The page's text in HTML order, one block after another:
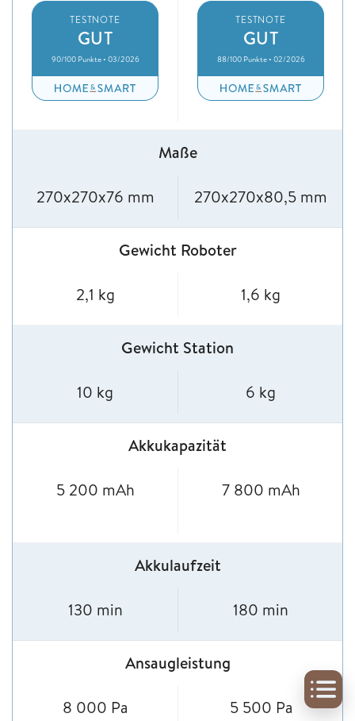
TESTNOTE
GUT
90/100 Punkte • 03/2026
TESTNOTE
GUT
88/100 Punkte • 02/2026
Maße
270x270x76 mm 270x270x80,5 mm
Gewicht Roboter
2,1 kg 1,6 kg
Gewicht Station
10 kg 6 kg
Akkukapazität
5 200 mAh 7 800 mAh
Akkulaufzeit
130 min 180 min
Ansaugleistung
8 000 Pa 5 500 Pa